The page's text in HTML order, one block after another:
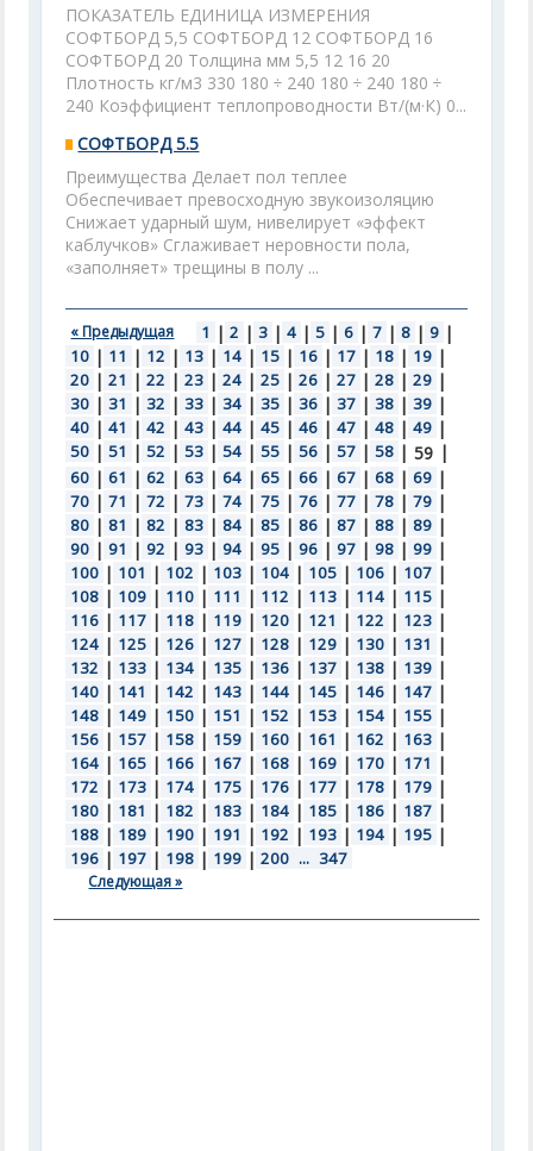
ПОКАЗАТЕЛЬ ЕДИНИЦА ИЗМЕРЕНИЯ
СОФТБОРД 5,5 СОФТБОРД 12 СОФТБОРД 16
СОФТБОРД 20 Толщина мм 5,5 12 16 20
Плотность кг/м3 330 180 ÷ 240 180 ÷ 240 180 ÷
240 Коэффициент теплопроводности Вт/(м·К) 0...
СОФТБОРД 5.5
Преимущества Делает пол теплее
Обеспечивает превосходную звукоизоляцию
Снижает ударный шум, нивелирует «эффект
каблучков» Сглаживает неровности пола,
«заполняет» трещины в полу ...
« Предыдущая 1 | 2 | 3 | 4 | 5 | 6 | 7 | 8 | 9 |
10 | 11 | 12 | 13 | 14 | 15 | 16 | 17 | 18 | 19 |
20 | 21 | 22 | 23 | 24 | 25 | 26 | 27 | 28 | 29 |
30 | 31 | 32 | 33 | 34 | 35 | 36 | 37 | 38 | 39 |
40 | 41 | 42 | 43 | 44 | 45 | 46 | 47 | 48 | 49 |
50 | 51 | 52 | 53 | 54 | 55 | 56 | 57 | 58 | 59 |
60 | 61 | 62 | 63 | 64 | 65 | 66 | 67 | 68 | 69 |
70 | 71 | 72 | 73 | 74 | 75 | 76 | 77 | 78 | 79 |
80 | 81 | 82 | 83 | 84 | 85 | 86 | 87 | 88 | 89 |
90 | 91 | 92 | 93 | 94 | 95 | 96 | 97 | 98 | 99 |
100 | 101 | 102 | 103 | 104 | 105 | 106 | 107 |
108 | 109 | 110 | 111 | 112 | 113 | 114 | 115 |
116 | 117 | 118 | 119 | 120 | 121 | 122 | 123 |
124 | 125 | 126 | 127 | 128 | 129 | 130 | 131 |
132 | 133 | 134 | 135 | 136 | 137 | 138 | 139 |
140 | 141 | 142 | 143 | 144 | 145 | 146 | 147 |
148 | 149 | 150 | 151 | 152 | 153 | 154 | 155 |
156 | 157 | 158 | 159 | 160 | 161 | 162 | 163 |
164 | 165 | 166 | 167 | 168 | 169 | 170 | 171 |
172 | 173 | 174 | 175 | 176 | 177 | 178 | 179 |
180 | 181 | 182 | 183 | 184 | 185 | 186 | 187 |
188 | 189 | 190 | 191 | 192 | 193 | 194 | 195 |
196 | 197 | 198 | 199 | 200 ... 347
Следующая »